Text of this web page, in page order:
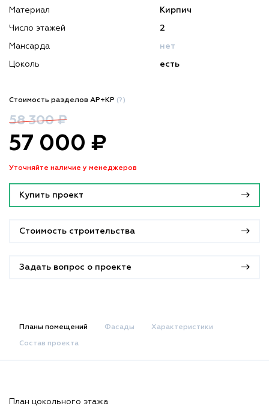
Материал Кирпич
Число этажей 2
Мансарда нет
Цоколь есть
Стоимость разделов АР+КР (?)
58 300 ₽
57 000 ₽
Уточняйте наличие у менеджеров
Купить проект
Стоимость строительства
Задать вопрос о проекте
Планы помещений Фасады Характеристики
Состав проекта
План цокольного этажа